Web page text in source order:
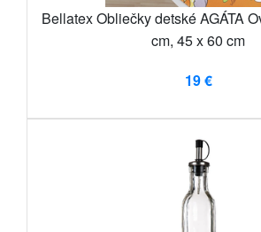
Bellatex Obliečky detské AGÁTA
cm, 45 x 60 cm
19 €